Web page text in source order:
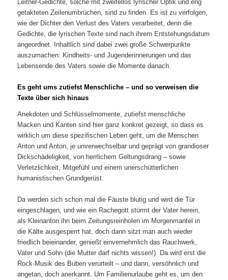
Leitner-Gedichte, solche mit zweifellos lyrischer Optik und eng
getakteten Zeilenumbrüchen, sind zu finden. Es ist zu verfolgen,
wie der Dichter den Verlust des Vaters verarbeitet, denn die
Gedichte, die lyrischen Texte sind nach ihrem Entstehungsdatum
angeordnet. Inhaltlich sind dabei zwei große Schwerpunkte
auszumachen: Kindheits- und Jugenderinnerungen und das
Lebensende des Vaters sowie die Momente danach.
Es geht ums zutiefst Menschliche – und so verweisen die
Texte über sich hinaus
Anekdoten und Schlüsselmomente, zutiefst menschliche
Macken und Kanten sind hier ganz konkret gezeigt, so dass es
wirklich um diese spezifischen Leben geht, um die Menschen
Anton und Anton, je unverwechselbar und geprägt von grandioser
Dickschädeligkeit, von herrlichem Geltungsdrang – sowie
Verletzlichkeit, Mitgefühl und einem unerschütterlichen
humanistischen Grundgerüst.
Da werden sich schon mal die Fäuste blutig und wird die Tür
eingeschlagen, und wie ein Rachegott stürmt der Vater herein,
als Kleinanton ihn beim Zeitungsreinholen im Morgenmantel in
die Kälte ausgesperrt hat, doch dann sitzt man auch wieder
friedlich beieinander, genießt einvernehmlich das Rauchwerk,
Vater und Sohn (die Mutter darf nichts wissen!). Da wird erst die
Rock-Musik des Buben verurteilt – und dann, versöhnlich und
angetan, doch anerkannt. Um Familienurlaube geht es, um den